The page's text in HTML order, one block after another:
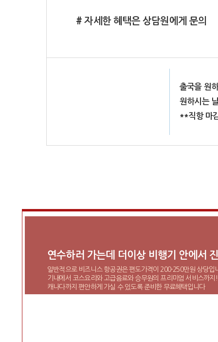
# 자세한 혜택은 상담원에게 문의
출국을 원
원하시는
**직항 마
연수하러 가는데 더이상 비행기 안에서
일반적으로 비즈니스 항공권은 편도가격이 200-250만원 상당입
기내에서 코스요리와 고급음료와 승무원의 프리미엄 서비스까지
캐나다까지 편안하게 가실 수 있도록 준비한 무료혜택입니다